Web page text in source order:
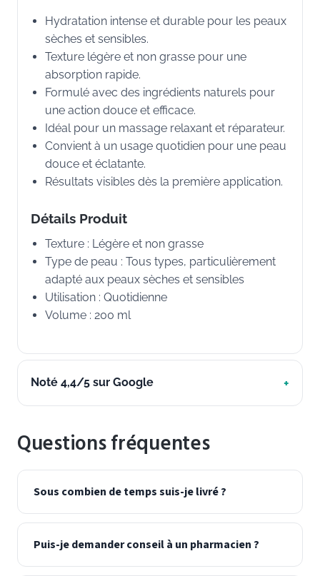
Hydratation intense et durable pour les peaux
sèches et sensibles.
Texture légère et non grasse pour une
absorption rapide.
Formulé avec des ingrédients naturels pour
une action douce et efficace.
Idéal pour un massage relaxant et réparateur.
Convient à un usage quotidien pour une peau
douce et éclatante.
Résultats visibles dès la première application.
Détails Produit
Texture : Légère et non grasse
Type de peau : Tous types, particulièrement
adapté aux peaux sèches et sensibles
Utilisation : Quotidienne
Volume : 200 ml
Noté 4,4/5 sur Google
Questions fréquentes
Sous combien de temps suis-je livré ?
Puis-je demander conseil à un pharmacien ?